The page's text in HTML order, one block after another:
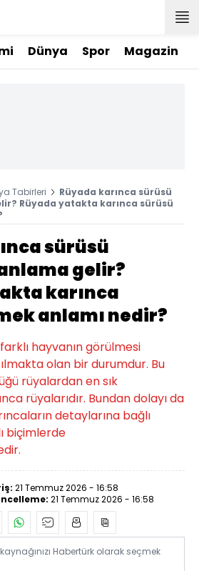
Dünya Spor Magazin
Tabirleri
Rüyada karınca sürüsü
Rüyada yatakta karınca sürüsü
sürüsü
gelir?
karınca
anlamı nedir?
hayvanın görülmesi
olan bir durumdur. Bu
rüyalardan en sık
rüyalarıdır. Bundan dolayı da
detaylarına bağlı
biçimlerde
21 Temmuz 2026 - 16:58
21 Temmuz 2026 - 16:58
Habertürk olarak seçmek